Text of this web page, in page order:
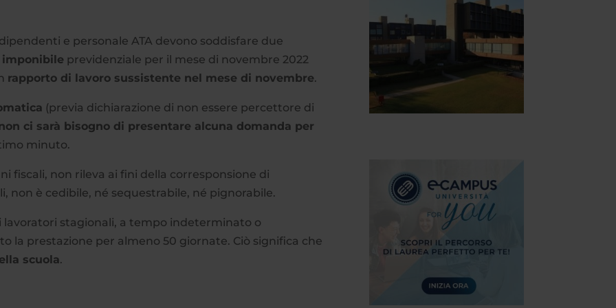
e personale ATA devono soddisfare due
previdenziale per il mese di novembre 2022
rapporto di lavoro sussistente nel mese di novembre.
(previa dichiarazione di non essere percettore di
ci sarà bisogno di presentare alcuna domanda per
minuto.
fiscali, non rileva ai fini della corresponsione di
non è cedibile, né sequestrabile, né pignorabile.
lavoratori stagionali, a tempo indeterminato o
la prestazione per almeno 50 giornate. Ciò significa che
scuola.